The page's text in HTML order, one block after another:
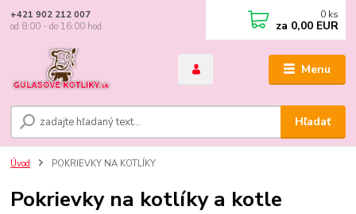
Menu
Hľadať
+421 902 212 007
od 8:00 - do 16:00 hod
0 ks
za 0,00 EUR
Úvod POKRIEVKY NA KOTLÍKY
Pokrievky na kotlíky a kotle